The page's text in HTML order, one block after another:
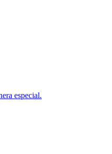
especial.